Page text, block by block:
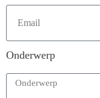
Onderwerp